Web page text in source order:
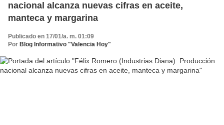
nacional alcanza nuevas cifras en aceite,
manteca y margarina
Publicado en 17/01/a. m. 01:09
Por Blog Informativo "Valencia Hoy"